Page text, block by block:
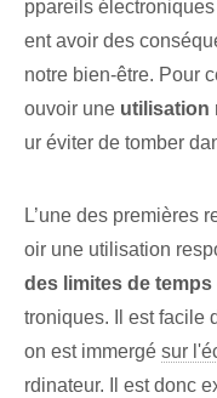
ppareils
ent avoir des
notre bien-être. Pour
ouvoir une utilisation
ur éviter de tomber
L’une des premières
oir une utilisation
des limites de temps
troniques. Il est facile
on est immergé sur
rdinateur. Il est donc